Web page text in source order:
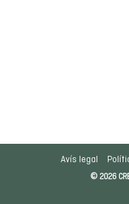
Avís legal
© 2026